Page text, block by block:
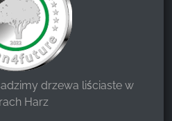
drzewa liściaste w
Harz